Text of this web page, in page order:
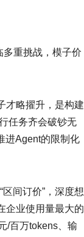
多重挑战，模子价
才略擢升，是构建
任务齐会破钞无
进Agent的限制化
间订价”，深度想
企业使用量最大的
/百万tokens、输